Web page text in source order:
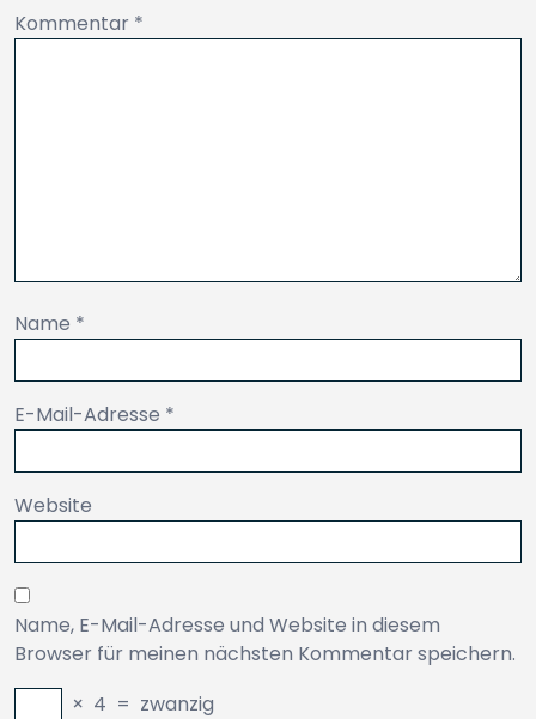
Kommentar *
Name *
E-Mail-Adresse *
Website
Name, E-Mail-Adresse und Website in diesem
Browser für meinen nächsten Kommentar speichern.
× 4 = zwanzig